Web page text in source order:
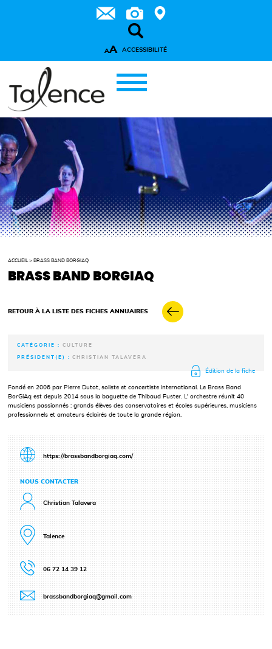
AA ACCESSIBILITÉ
ACCUEIL > BRASS BAND BORGIAQ
BRASS BAND BORGIAQ
RETOUR À LA LISTE DES FICHES ANNUAIRES
CATÉGORIE :CULTURE
PRÉSIDENT(E) : CHRISTIAN TALAVERA
Édition de la fiche
Fondé en 2006 par Pierre Dutot, soliste et concertiste international. Le Brass Band
BorGiAq est depuis 2014 sous la baguette de Thibaud Fuster. L' orchestre réunit 40
musiciens passionnés : grands élèves des conservatoires et écoles supérieures, musiciens
professionnels et amateurs éclairés de toute la grande région.
https://brassbandborgiaq.com/
NOUS CONTACTER
Christian Talavera
Talence
06 72 14 39 12
brassbandborgiaq@gmail.com